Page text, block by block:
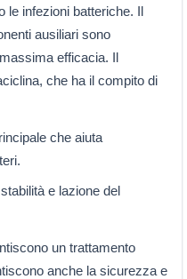
le infezioni batteriche. Il
ausiliari sono
efficacia. Il
che ha il compito di
che aiuta
e lazione del
un trattamento
anche la sicurezza e